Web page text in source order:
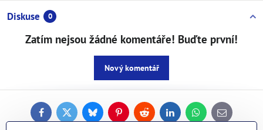
Diskuse 0
Zatím nejsou žádné komentáře! Buďte první!
Nový komentář
FacebookTwitterBlueskyPinterestReddit LinkedInWhatsApp
E-
mail